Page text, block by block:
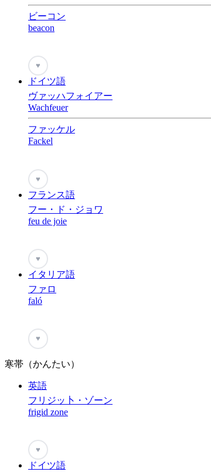
ビーコン
beacon
♥
ドイツ語
ヴァッハフォイアー
Wachfeuer
ファッケル
Fackel
♥
フランス語
フー・ド・ジョワ
feu de joie
♥
イタリア語
ファロ
faló
♥
寒帯（かんたい）
英語
フリジッ卜・ゾーン
frigid zone
♥
ドイツ語